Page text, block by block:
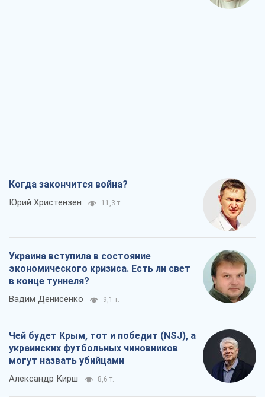
Когда закончится война?
Юрий Христензен 11,3 т.
Украина вступила в состояние
экономического кризиса. Есть ли свет
в конце туннеля?
Вадим Денисенко 9,1 т.
Чей будет Крым, тот и победит (NSJ), а
украинских футбольных чиновников
могут назвать убийцами
Александр Кирш 8,6 т.